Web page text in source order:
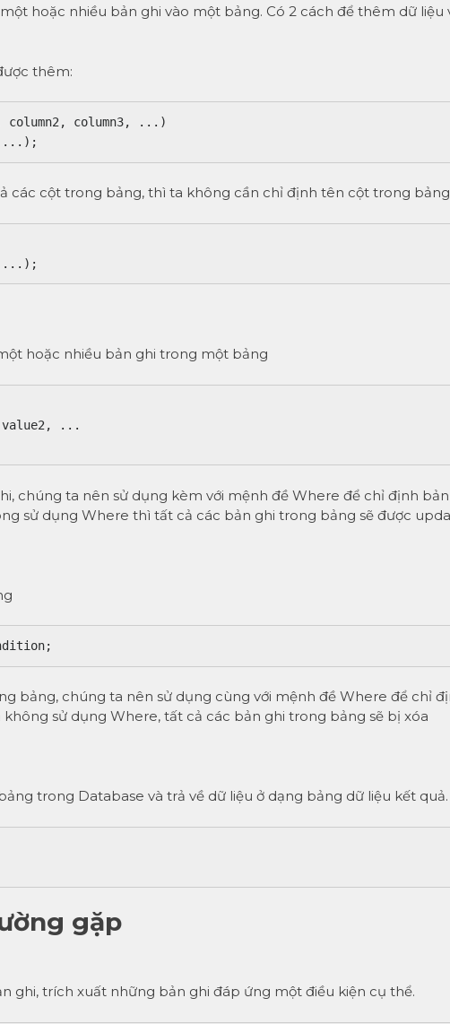
hoặc nhiều bản ghi vào một bảng. Có 2 cách để thêm dữ liệu
thêm:
column2, column3, ...)
...);
các cột trong bảng, thì ta không cần chỉ định tên cột trong bảng
hoặc nhiều bản ghi trong một bảng
value2, ...
chúng ta nên sử dụng kèm với mệnh đề Where để chỉ định
sử dụng Where thì tất cả các bản ghi trong bảng sẽ được
bảng, chúng ta nên sử dụng cùng với mệnh đề Where để chỉ
sử dụng Where, tất cả các bản ghi trong bảng sẽ bị xóa
trong Database và trả về dữ liệu ở dạng bảng dữ liệu kết quả.
gặp
ghi, trích xuất những bản ghi đáp ứng một điều kiện cụ thể.